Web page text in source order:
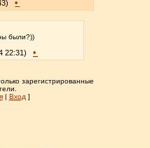
•
были?))
22:31) •
зарегистрированные
| Вход ]